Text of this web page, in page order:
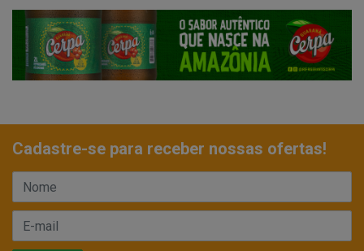
Cadastre-se para receber nossas ofertas!